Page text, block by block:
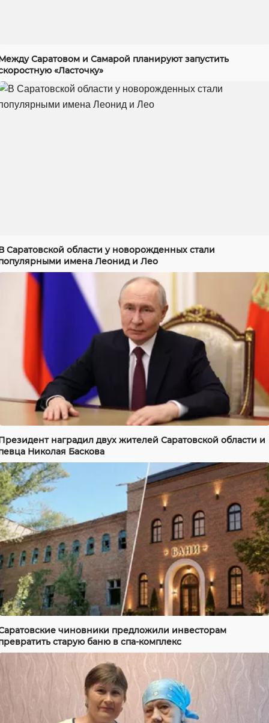
Саратовом и Самарой планируют запустить
«Ласточку»
Саратовской области у новорожденных стали
имена Леонид и Лео
наградил двух жителей Саратовской области и
Николая Баскова
чиновники предложили инвесторам
старую баню в спа-комплекс